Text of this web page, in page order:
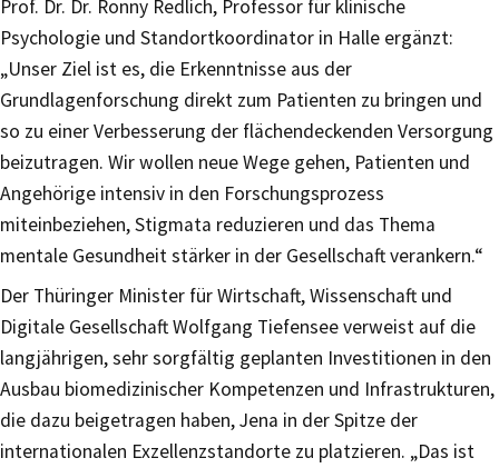
Prof. Dr. Dr. Ronny Redlich, Professor für klinische
Psychologie und Standortkoordinator in Halle ergänzt:
„Unser Ziel ist es, die Erkenntnisse aus der
Grundlagenforschung direkt zum Patienten zu bringen und
so zu einer Verbesserung der flächendeckenden Versorgung
beizutragen. Wir wollen neue Wege gehen, Patienten und
Angehörige intensiv in den Forschungsprozess
miteinbeziehen, Stigmata reduzieren und das Thema
mentale Gesundheit stärker in der Gesellschaft verankern.“
Der Thüringer Minister für Wirtschaft, Wissenschaft und
Digitale Gesellschaft Wolfgang Tiefensee verweist auf die
langjährigen, sehr sorgfältig geplanten Investitionen in den
Ausbau biomedizinischer Kompetenzen und Infrastrukturen,
die dazu beigetragen haben, Jena in der Spitze der
internationalen Exzellenzstandorte zu platzieren. „Das ist